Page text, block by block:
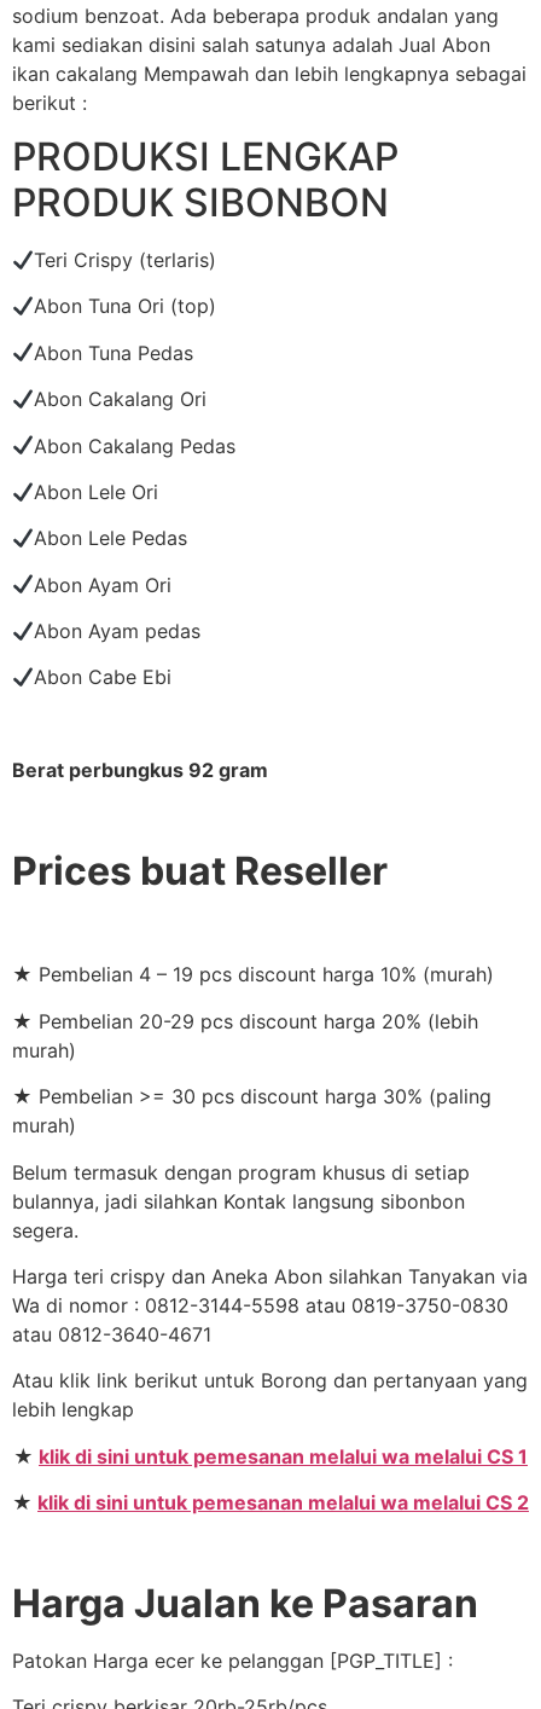
sodium benzoat. Ada beberapa produk andalan yang
kami sediakan disini salah satunya adalah Jual Abon
ikan cakalang Mempawah dan lebih lengkapnya sebagai
berikut :
PRODUKSI LENGKAP
PRODUK SIBONBON
Teri Crispy (terlaris)
Abon Tuna Ori (top)
Abon Tuna Pedas
Abon Cakalang Ori
Abon Cakalang Pedas
Abon Lele Ori
Abon Lele Pedas
Abon Ayam Ori
Abon Ayam pedas
Abon Cabe Ebi
Berat perbungkus 92 gram
Prices buat Reseller
★ Pembelian 4 – 19 pcs discount harga 10% (murah)
★ Pembelian 20-29 pcs discount harga 20% (lebih
murah)
★ Pembelian >= 30 pcs discount harga 30% (paling
murah)
Belum termasuk dengan program khusus di setiap
bulannya, jadi silahkan Kontak langsung sibonbon
segera.
Harga teri crispy dan Aneka Abon silahkan Tanyakan via
Wa di nomor : 0812-3144-5598 atau 0819-3750-0830
atau 0812-3640-4671
Atau klik link berikut untuk Borong dan pertanyaan yang
lebih lengkap
★ klik di sini untuk pemesanan melalui wa melalui CS 1
★ klik di sini untuk pemesanan melalui wa melalui CS 2
Harga Jualan ke Pasaran
Patokan Harga ecer ke pelanggan [PGP_TITLE] :